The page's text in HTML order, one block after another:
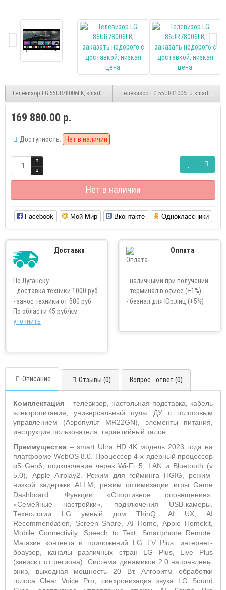
Телевизор LG 55UR78006LK, smart, UHD, безрамочный, (WebOS)
Телевизор LG 55UR81006LJ smart UHD
169 880.00 р.
Доступность: Нет в наличии
Нет в наличии
Facebook Мой Мир Вконтакте Одноклассники
Доставка
По Луганску
- доставка техники 1000 руб.
- занос техники от 500 руб
По области 45 руб/км
уточнить
Оплата
- наличными при получении
- терминал в офисе (+1%)
- безнал для Юр.лиц (+5%)
Описание Отзывы (0) Вопрос - ответ (0)
Комплектация – телевизор, настольная подставка, кабель
электропитания, универсальный пульт ДУ с голосовым
управлением (Аэропульт MR22GN), элементы питания,
инструкция пользователя, гарантийный талон.
Преимущества – smart Ultra HD4K модель 2023 года на
платформе WebOS 8.0. Процессор 4-х ядерный процессор
α5Gen6, подключение черезWi-Fi 5, LAN и Bluetooth (v
5.0), Apple Airplay2. Режим для гейминга HGIG, режим
низкой задержки ALLM, режим оптимизации игры Game
Dashboard. Функции «Спортивное оповещение»,
«Семейные настройки», подключения USB-камеры.
Технологии LG умный дом ThinQ, AI UX, AI
Recommendation, Screen Share,AI Home,Apple Homekit,
Mobile
Connectivity, Speech to Text, Smartphone Remote.
Магазин контента и приложений LG TV Plus, интернет-
браузер, каналы различных стран LG Plus, Live
Plus
(зависит от региона). Система динамиков 2.0 направлены
вниз, выходная мощность 20 Вт. Алгоритм обработки
голосаClear Voice Pro, синхронизация звука LG
Sound